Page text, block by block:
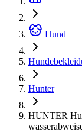
Hund
Hunter
HUNTER